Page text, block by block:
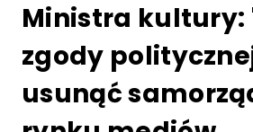
Ministra kultury:
zgody
usunąć